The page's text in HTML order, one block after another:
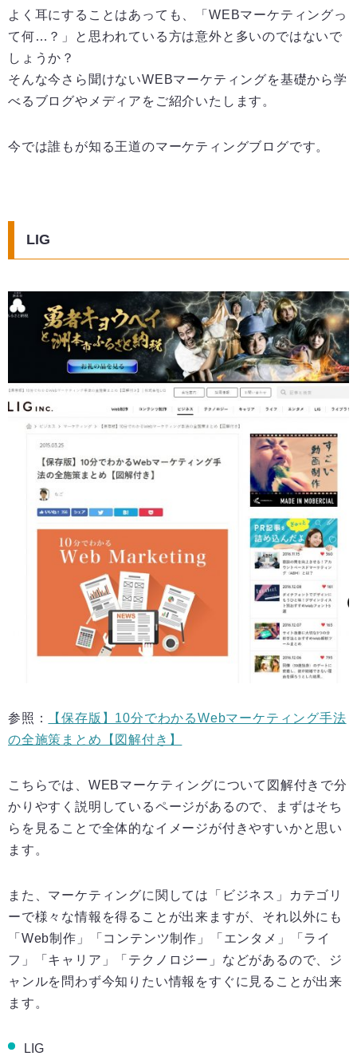
よく耳にすることはあっても、「WEBマーケティングっ
て何…？」と思われている方は意外と多いのではないで
しょうか？
そんな今さら聞けないWEBマーケティングを基礎から学
べるブログやメディアをご紹介いたします。
今では誰もが知る王道のマーケティングブログです。
LIG
参照：
【保存版】10分でわかるWebマーケティング手法
の全施策まとめ【図解付き】
こちらでは、WEBマーケティングについて図解付きで分
かりやすく説明しているページがあるので、まずはそち
らを見ることで全体的なイメージが付きやすいかと思い
ます。
また、マーケティングに関しては「ビジネス」カテゴリ
ーで様々な情報を得ることが出来ますが、それ以外にも
「Web制作」「コンテンツ制作」「 エンタメ」「ライ
フ」「キャリア」「テクノロジー」などがあるので、ジ
ャンルを問わず今知りたい情報をすぐに見ることが出来
ます。
LIG